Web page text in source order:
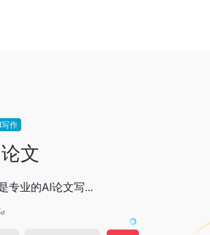
作
文
专业的AI论文写...